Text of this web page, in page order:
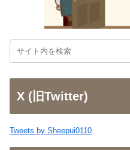
X (旧Twitter)
Tweets by Sheepui0110